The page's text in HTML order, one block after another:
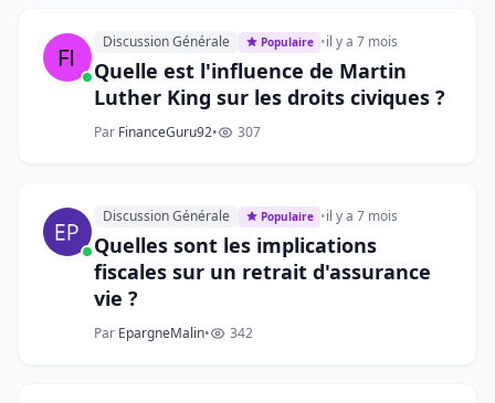
Discussion Générale Populaire •il y a 7 mois
Quelle est l'influence de Martin
Luther King sur les droits civiques ?
Par FinanceGuru92• 307
Discussion Générale Populaire •il y a 7 mois
Quelles sont les implications
fiscales sur un retrait d'assurance
vie ?
Par EpargneMalin• 342